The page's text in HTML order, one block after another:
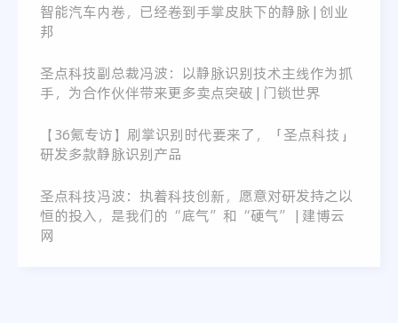
智能汽车内卷，已经卷到手掌皮肤下的静脉 | 创业
邦
圣点科技副总裁冯波：以静脉识别技术主线作为抓
手，为合作伙伴带来更多卖点突破 | 门锁世界
【36氪专访】刷掌识别时代要来了，「圣点科技」
研发多款静脉识别产品
圣点科技冯波：执着科技创新，愿意对研发持之以
恒的投入，是我们的“底气”和“硬气” | 建博云
网